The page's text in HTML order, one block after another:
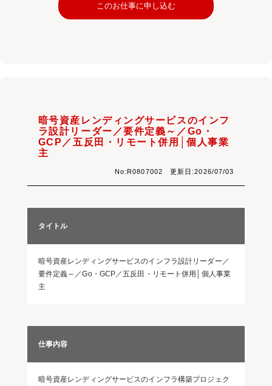
このお仕事に申し込む
暗号資産レンディングサービスのインフ
ラ設計リーダー／要件定義～／Go・
GCP／五反田・リモート併用│個人事業
主
No:R0807002 更新日:2026/07/03
タイトル
暗号資産レンディングサービスのインフラ設計リーダー／
要件定義～／Go・GCP／五反田・リモート併用│個人事業
主
仕事内容
暗号資産レンディングサービスのインフラ構築プロジェク